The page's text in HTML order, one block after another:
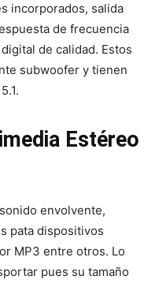
incorporados, salida
de frecuencia
de calidad. Estos
subwoofer y tienen
Estéreo
envolvente,
pata dispositivos
MP3 entre otros. Lo
pues su tamaño